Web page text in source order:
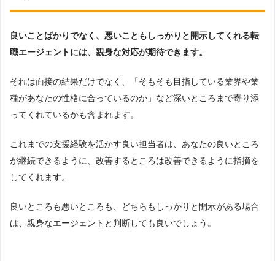
良いことばかりでなく、悪いこともしっかりと開示してくれる転
職エージェントには、親身な対応が期待できます。
それは面接の結果だけでなく、「そもそも目指している業界や業
種があなたの性格に合っているのか」など深いところまで寄り添
ってくれているかも含まれます。
これまでの支援経験を活かす良い担当者は、あなたの良いところ
が継続できるように、改善するところは改善できるように指摘を
してくれます。
良いところも悪いところも、どちらもしっかりと開示がある場合
は、親身なエージェントと判断しても良いでしょう。